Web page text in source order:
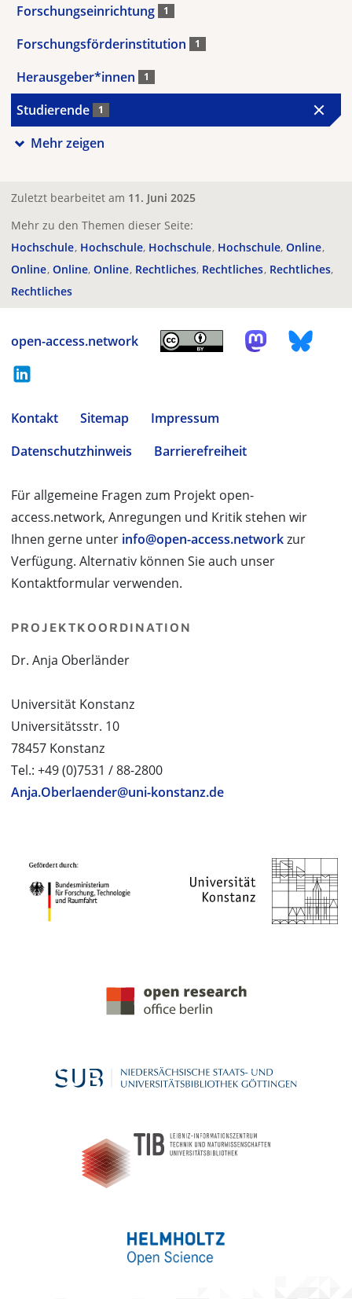
Forschungseinrichtung 1
Forschungsförderinstitution 1
Herausgeber*innen 1
Studierende 1
Mehr zeigen
Zuletzt bearbeitet am 11. Juni 2025
Mehr zu den Themen dieser Seite:
Hochschule Hochschule Hochschule Hochschule Online
Online Online Online Rechtliches Rechtliches Rechtliches
Rechtliches
open-access.network
Kontakt Sitemap
Impressum
Datenschutzhinweis
Barrierefreiheit
Für allgemeine Fragen zum Projekt open-
access.network, Anregungen und Kritik stehen wir
Ihnen gerne unter info@open-access.networkzur
Verfügung. Alternativ können Sie auch unser
Kontaktformular verwenden.
PROJEKTKOORDINATION
Dr. Anja Oberländer
Universität Konstanz
Universitätsstr. 10
78457 Konstanz
Tel.: +49 (0)7531 / 88-2800
Anja.Oberlaender@uni-konstanz.de